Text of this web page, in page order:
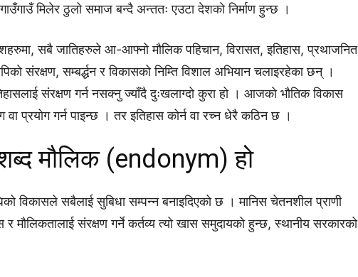
गाउँगाउँ मिलेर ठुलो समाज बन्दै अन्ततः एउटा देशकाे निर्माण हुन्छ ।
सबै जातिहरुले आ-आफ्नो मौलिक पहिचान, विरासत, इतिहास, प्रथाजनित
संरक्षण, सम्बर्द्धन र विकासको निम्ति विशाल अभियान चलाइरहेका छन् ।
संरक्षण गर्न नसक्नु ज्याँदै दुःखलाग्दो कुरा हो । आजकाे भौतिक विकास
प्रयोग गर्न पाइन्छ । तर इतिहास कोर्न वा रच्न धेरै कठिन छ ।
मौलिक (endonym) हो
विकासले सबैलाई सुबिधा सम्पन्न बनाइदिएको छ । मानिस चेतनशील प्राणी
मौलिकतालाई संरक्षण गर्ने कर्तव्य त्यो खास समुदायको हुन्छ, स्थानीय सरकारको